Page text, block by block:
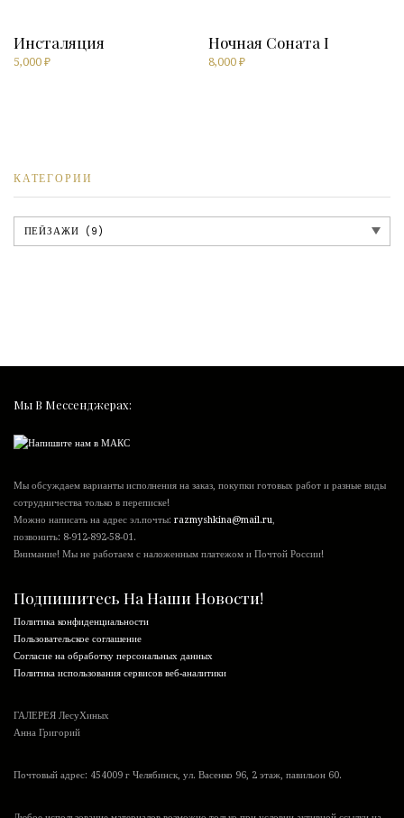
Инсталяция
5,000 ₽
Ночная Соната I
8,000 ₽
КАТЕГОРИИ
Мы В Мессенджерах:
Мы обсуждаем варианты исполнения на заказ, покупки готовых работ и разные виды
сотрудничества только в переписке!
Можно написать на адрес эл.почты: razmyshkina@mail.ru,
позвонить: 8-912-892-58-01.
Внимание! Мы не работаем с наложенным платежом и Почтой России!
Подпишитесь На Наши Новости!
Политика конфиденциальности
Пользовательское соглашение
Согласие на обработку персональных данных
Политика использования сервисов веб-аналитики
ГАЛЕРЕЯ ЛесуХиных
Анна Григорий
Почтовый адрес: 454009 г Челябинск, ул. Васенко 96, 2 этаж, павильон 60.